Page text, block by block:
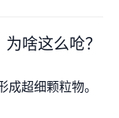
啥这么呛？
超细颗粒物。